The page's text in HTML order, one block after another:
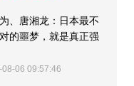
、唐湘龙：日本最不
的噩梦，就是真正强
06 09:57:46